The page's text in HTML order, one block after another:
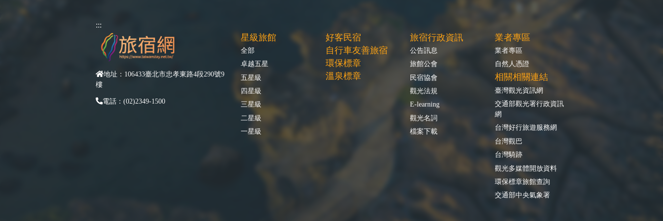
:::
地址：106433臺北市忠孝東路4段290號9
樓
電話：(02)2349-1500
星級旅館
全部
卓越五星
五星級
四星級
三星級
二星級
一星級
好客民宿
自行車友善旅宿
環保標章
溫泉標章
旅宿行政資訊
公告訊息
旅館公會
民宿協會
觀光法規
E-learning
觀光名詞
檔案下載
業者專區
業者專區
自然人憑證
相關相關連結
臺灣觀光資訊網
交通部觀光署行政資訊
網
台灣好行旅遊服務網
台灣觀巴
台灣騎跡
觀光多媒體開放資料
環保標章旅館查詢
交通部中央氣象署